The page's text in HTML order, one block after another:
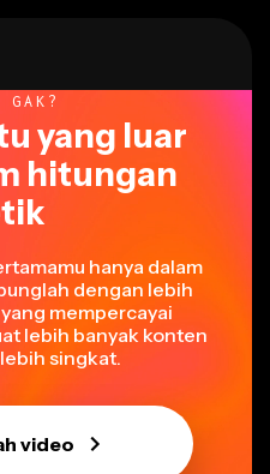
yang luar
hitungan
dengan lebih
mempercayai
lebih banyak konten
singkat.